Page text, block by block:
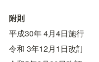
附則
平成30年 4月4日施行
令和 3年12月1日改訂